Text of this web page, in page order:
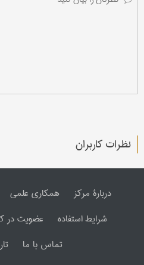
نظرات کاربران
دربارۀ مرکز همکاری علمی
شرایط استفاده
عضویت در
تماس با ما